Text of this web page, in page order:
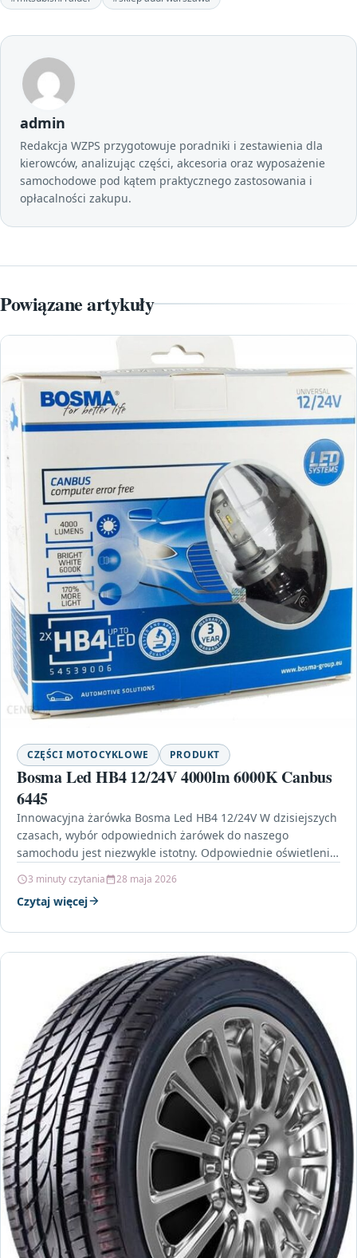
admin
Redakcja WZPS przygotowuje poradniki i zestawienia dla
kierowców, analizując części, akcesoria oraz wyposażenie
samochodowe pod kątem praktycznego zastosowania i
opłacalności zakupu.
Powiązane artykuły
CZĘŚCI MOTOCYKLOWE PRODUKT
Bosma Led HB4 12/24V 4000lm 6000K Canbus
6445
Innowacyjna żarówka Bosma Led HB4 12/24V W dzisiejszych
czasach, wybór odpowiednich żarówek do naszego
samochodu jest niezwykle istotny. Odpowiednie oświetlenie
3 minuty czytania 28 maja 2026
Czytaj więcej